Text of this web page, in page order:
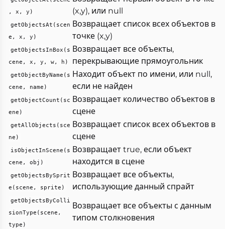
, x, y)
(x,y), или null
getObjectsAt(scen
e, x, y)
Возвращает список всех объектов в
точке (x,y)
getObjectsInBox(s
cene, x, y, w, h)
Возвращает все объекты,
перекрывающие прямоугольник
getObjectByName(s
cene, name)
Находит объект по имени, или null,
если не найден
getObjectCount(sc
ene)
Возвращает количество объектов в
сцене
getAllObjects(sce
ne)
Возвращает список всех объектов в
сцене
isObjectInScene(s
cene, obj)
Возвращает true, если объект
находится в сцене
getObjectsBySprit
e(scene, sprite)
Возвращает все объекты,
использующие данный спрайт
getObjectsByColli
sionType(scene,
type)
Возвращает все объекты с данным
типом столкновения